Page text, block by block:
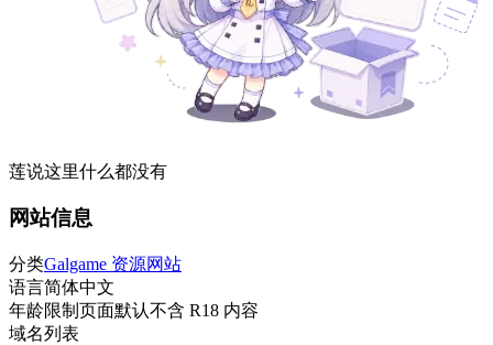
莲说这里什么都没有
网站信息
分类Galgame 资源网站
语言简体中文
年龄限制 页面默认不含 R18 内容
域名列表